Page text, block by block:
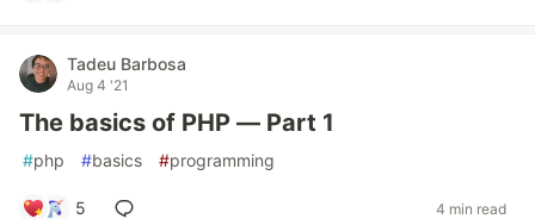
Tadeu Barbosa
Aug 4 '21
The basics of PHP — Part 1
#php #basics #programming
5 4 min read